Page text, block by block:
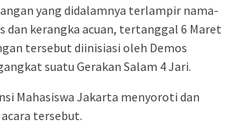
yang didalamnya terlampir nama-
dan kerangka acuan, tertanggal 6 Maret
tersebut diinisiasi oleh Demos
suatu Gerakan Salam 4 Jari.
Mahasiswa Jakarta menyoroti dan
tersebut.